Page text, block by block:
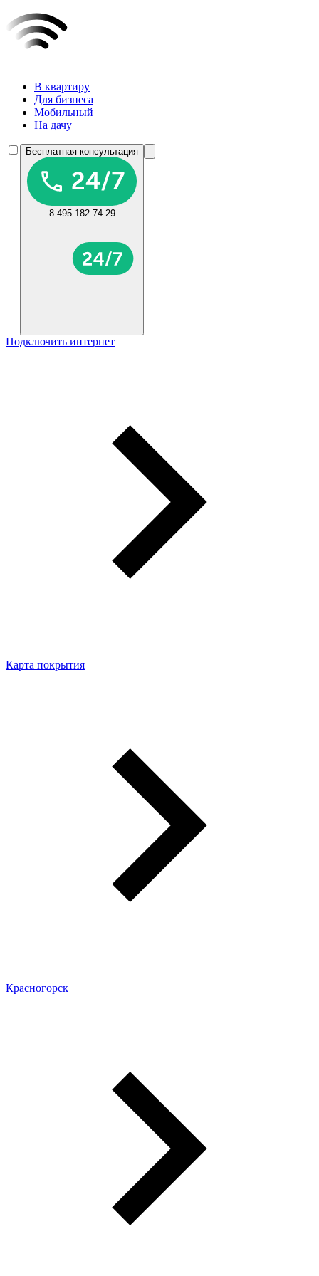
В квартиру
Для бизнеса
Мобильный
На дачу
Бесплатная консультация
8 495 182 74 29
Подключить интернет
Карта покрытия
Красногорск